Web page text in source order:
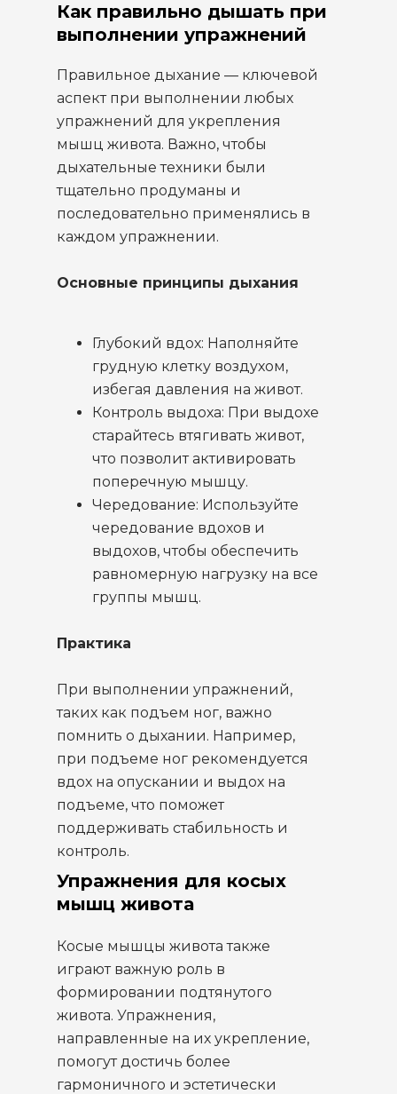
Упражнения для косых
мышц живота
Косые мышцы живота также
играют важную роль в
формировании подтянутого
живота. Упражнения,
направленные на их укрепление,
помогут достичь более
гармоничного и эстетически
Как правильно дышать при
выполнении упражнений
Правильное дыхание — ключевой
аспект при выполнении любых
упражнений для укрепления
мышц живота. Важно, чтобы
дыхательные техники были
тщательно продуманы и
последовательно применялись в
каждом упражнении.
Основные принципы дыхания
Глубокий вдох: Наполняйте
грудную клетку воздухом,
избегая давления на живот.
Контроль выдоха: При выдохе
старайтесь втягивать живот,
что позволит активировать
поперечную мышцу.
Чередование: Используйте
чередование вдохов и
выдохов, чтобы обеспечить
равномерную нагрузку на все
группы мышц.
Практика
При выполнении упражнений,
таких как подъем ног, важно
помнить о дыхании. Например,
при подъеме ног рекомендуется
вдох на опускании и выдох на
подъеме, что поможет
поддерживать стабильность и
контроль.